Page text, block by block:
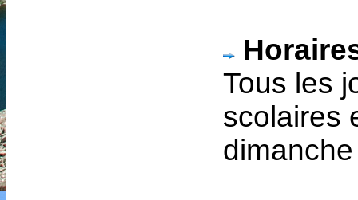
Tous les
scolaires